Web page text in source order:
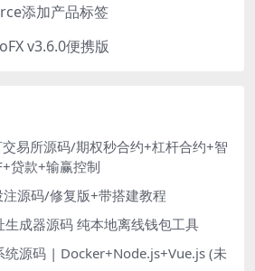
添加产品标签
v3.6.0便携版
易所源码/期权秒合约+杠杆合约+智
贷款+输赢控制
源码/修复版+带搭建教程
生成器源码 纯本地离线钱包工具
统源码 | Docker+Node.js+Vue.js (未